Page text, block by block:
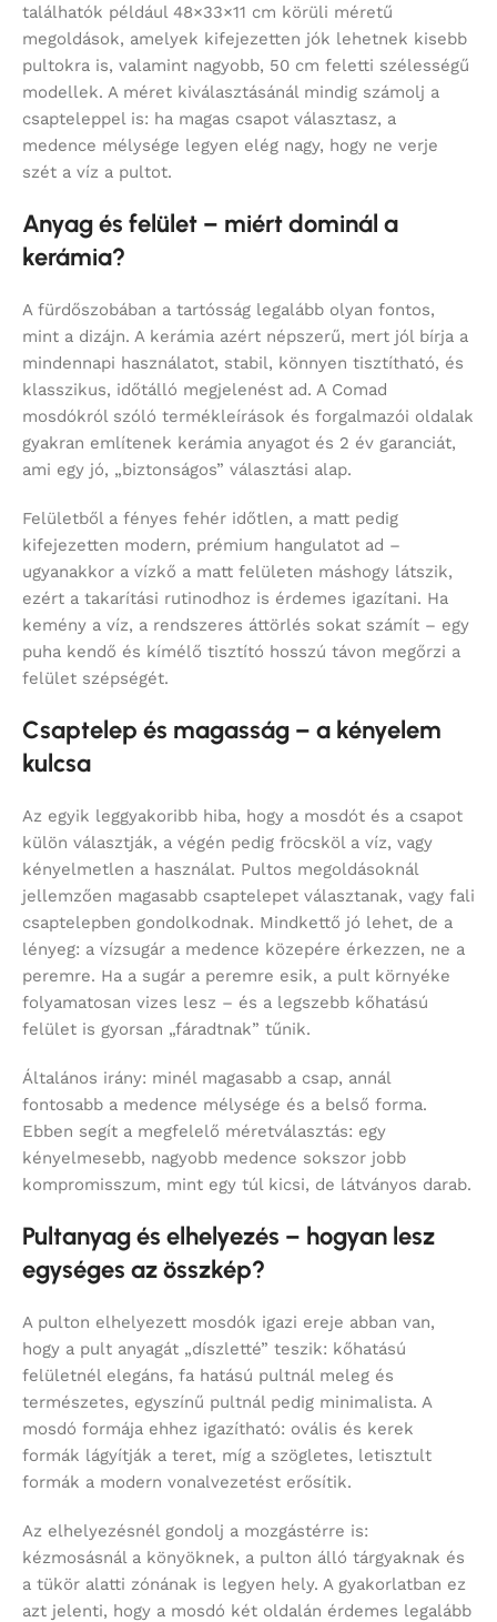
találhatók például 48×33×11 cm körüli méretű
megoldások, amelyek kifejezetten jók lehetnek kisebb
pultokra is, valamint nagyobb, 50 cm feletti szélességű
modellek. A méret kiválasztásánál mindig számolj a
csapteleppel is: ha magas csapot választasz, a
medence mélysége legyen elég nagy, hogy ne verje
szét a víz a pultot.
Anyag és felület – miért dominál a
kerámia?
A fürdőszobában a tartósság legalább olyan fontos,
mint a dizájn. A kerámia azért népszerű, mert jól bírja a
mindennapi használatot, stabil, könnyen tisztítható, és
klasszikus, időtálló megjelenést ad. A Comad
mosdókról szóló termékleírások és forgalmazói oldalak
gyakran említenek kerámia anyagot és 2 év garanciát,
ami egy jó, „biztonságos” választási alap.
Felületből a fényes fehér időtlen, a matt pedig
kifejezetten modern, prémium hangulatot ad –
ugyanakkor a vízkő a matt felületen máshogy látszik,
ezért a takarítási rutinodhoz is érdemes igazítani. Ha
kemény a víz, a rendszeres áttörlés sokat számít – egy
puha kendő és kímélő tisztító hosszú távon megőrzi a
felület szépségét.
Csaptelep és magasság – a kényelem
kulcsa
Az egyik leggyakoribb hiba, hogy a mosdót és a csapot
külön választják, a végén pedig fröcsköl a víz, vagy
kényelmetlen a használat. Pultos megoldásoknál
jellemzően magasabb csaptelepet választanak, vagy fali
csaptelepben gondolkodnak. Mindkettő jó lehet, de a
lényeg: a vízsugár a medence közepére érkezzen, ne a
peremre. Ha a sugár a peremre esik, a pult környéke
folyamatosan vizes lesz – és a legszebb kőhatású
felület is gyorsan „fáradtnak” tűnik.
Általános irány: minél magasabb a csap, annál
fontosabb a medence mélysége és a belső forma.
Ebben segít a megfelelő méretválasztás: egy
kényelmesebb, nagyobb medence sokszor jobb
kompromisszum, mint egy túl kicsi, de látványos darab.
Pultanyag és elhelyezés – hogyan lesz
egységes az összkép?
A pulton elhelyezett mosdók igazi ereje abban van,
hogy a pult anyagát „díszletté” teszik: kőhatású
felületnél elegáns, fa hatású pultnál meleg és
természetes, egyszínű pultnál pedig minimalista. A
mosdó formája ehhez igazítható: ovális és kerek
formák lágyítják a teret, míg a szögletes, letisztult
formák a modern vonalvezetést erősítik.
Az elhelyezésnél gondolj a mozgástérre is:
kézmosásnál a könyöknek, a pulton álló tárgyaknak és
a tükör alatti zónának is legyen hely. A gyakorlatban ez
azt jelenti, hogy a mosdó két oldalán érdemes legalább